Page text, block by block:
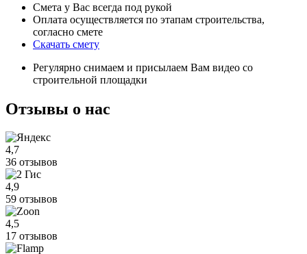
Смета у Вас всегда под рукой
Оплата осуществляется по этапам строительства,
согласно смете
Скачать смету
Регулярно снимаем и присылаем Вам видео со
строительной площадки
Отзывы о нас
4,7
36 отзывов
4,9
59 отзывов
4,5
17 отзывов